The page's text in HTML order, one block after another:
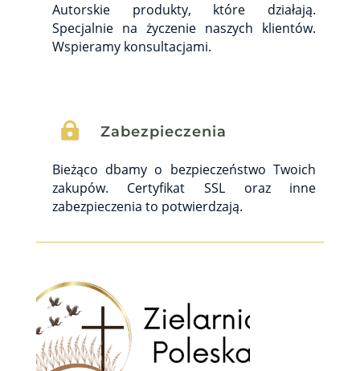
Autorskie produkty, które działają.
Specjalnie na życzenie naszych klientów.
Wspieramy konsultacjami.
 Zabezpieczenia
Bieżąco dbamy o bezpieczeństwo Twoich
zakupów. Certyfikat SSL oraz inne
zabezpieczenia to potwierdzają.